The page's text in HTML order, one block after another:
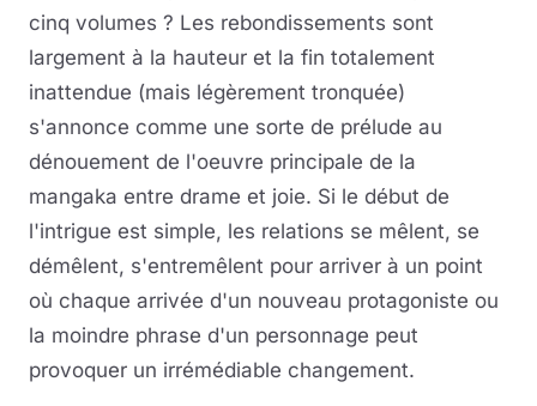
cinq volumes ? Les rebondissements sont
largement à la hauteur et la fin totalement
inattendue (mais légèrement tronquée)
s'annonce comme une sorte de prélude au
dénouement de l'oeuvre principale de la
mangaka entre drame et joie. Si le début de
l'intrigue est simple, les relations se mêlent, se
démêlent, s'entremêlent pour arriver à un point
où chaque arrivée d'un nouveau protagoniste ou
la moindre phrase d'un personnage peut
provoquer un irrémédiable changement.